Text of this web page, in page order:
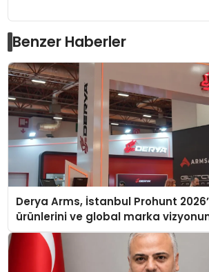
Benzer Haberler
Derya Arms, İstanbul Prohunt
ürünlerini ve global marka